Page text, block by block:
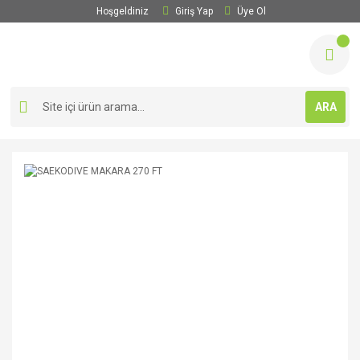
Hoşgeldiniz Giriş Yap Üye Ol
ARA